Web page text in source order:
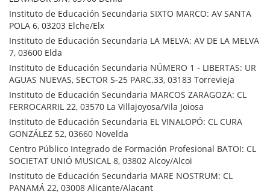
Instituto de Educación Secundaria SIXTO MARCO: AV SANTA
POLA 6, 03203 Elche/Elx
Instituto de Educación Secundaria LA MELVA: AV DE LA MELVA
7, 03600 Elda
Instituto de Educación Secundaria NÚMERO 1 - LIBERTAS: UR
AGUAS NUEVAS, SECTOR S-25 PARC.33, 03183 Torrevieja
Instituto de Educación Secundaria MARCOS ZARAGOZA: CL
FERROCARRIL 22, 03570 La Villajoyosa/Vila Joiosa
Instituto de Educación Secundaria EL VINALOPÓ: CL CURA
GONZÁLEZ 52, 03660 Novelda
Centro Público Integrado de Formación Profesional BATOI: CL
SOCIETAT UNIÓ MUSICAL 8, 03802 Alcoy/Alcoi
Instituto de Educación Secundaria MARE NOSTRUM: CL
PANAMÁ 22, 03008 Alicante/Alacant